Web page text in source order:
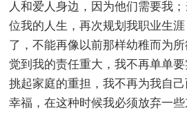
人和爱人身边，因为他们需要我
位我的人生，再次规划我职业生
了，不能再像以前那样幼稚而为
觉到我的责任重大，我不再单单
挑起家庭的重担，我不再为我自
幸福，在这种时候我必须放弃一